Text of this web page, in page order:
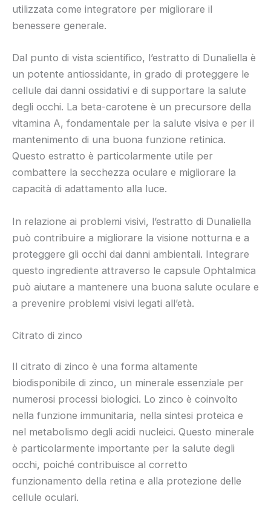
utilizzata come integratore per migliorare il
benessere generale.
Dal punto di vista scientifico, l’estratto di Dunaliella è
un potente antiossidante, in grado di proteggere le
cellule dai danni ossidativi e di supportare la salute
degli occhi. La beta-carotene è un precursore della
vitamina A, fondamentale per la salute visiva e per il
mantenimento di una buona funzione retinica.
Questo estratto è particolarmente utile per
combattere la secchezza oculare e migliorare la
capacità di adattamento alla luce.
In relazione ai problemi visivi, l’estratto di Dunaliella
può contribuire a migliorare la visione notturna e a
proteggere gli occhi dai danni ambientali. Integrare
questo ingrediente attraverso le capsule Ophtalmica
può aiutare a mantenere una buona salute oculare e
a prevenire problemi visivi legati all’età.
Citrato di zinco
Il citrato di zinco è una forma altamente
biodisponibile di zinco, un minerale essenziale per
numerosi processi biologici. Lo zinco è coinvolto
nella funzione immunitaria, nella sintesi proteica e
nel metabolismo degli acidi nucleici. Questo minerale
è particolarmente importante per la salute degli
occhi, poiché contribuisce al corretto
funzionamento della retina e alla protezione delle
cellule oculari.